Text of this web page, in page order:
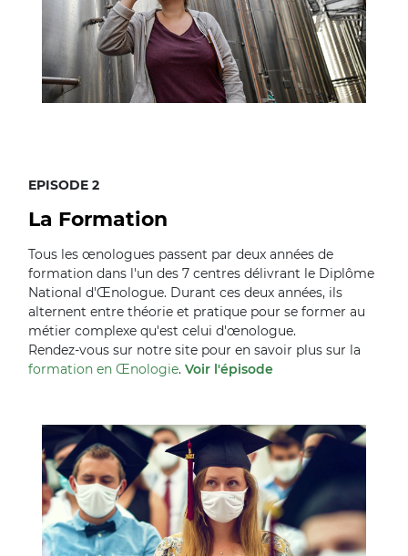
EPISODE 2
La Formation
Tous les œnologues passent par deux années de
formation dans l'un des 7 centres délivrant le Diplôme
National d'Œnologue. Durant ces deux années, ils
alternent entre théorie et pratique pour se former au
métier complexe qu'est celui d'œnologue.
Rendez-vous sur notre site pour en savoir plus sur la
formation en Œnologie. Voir l'épisode